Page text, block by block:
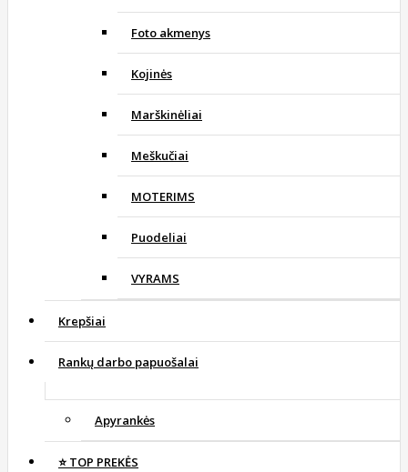
Foto akmenys
Kojinės
Marškinėliai
Meškučiai
MOTERIMS
Puodeliai
VYRAMS
Krepšiai
Rankų darbo papuošalai
Apyrankės
⭐️ TOP PREKĖS